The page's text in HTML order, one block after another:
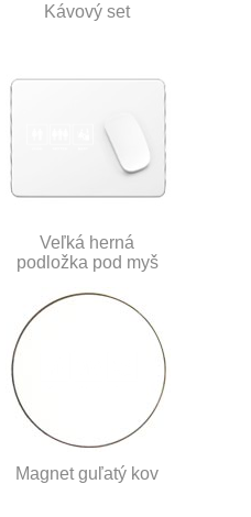
Kávový set
Veľká herná
podložka pod myš
Magnet guľatý kov